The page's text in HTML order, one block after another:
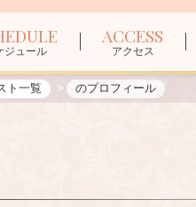
ジュール
ACCESS
アクセス
ト一覧 のプロフィール